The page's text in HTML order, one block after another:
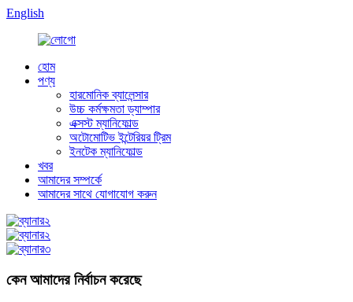
English
হোম
পণ্য
হারমোনিক ব্যালেন্সার
উচ্চ কর্মক্ষমতা ড্যাম্পার
এক্সস্ট ম্যানিফোল্ড
অটোমোটিভ ইন্টেরিয়র ট্রিম
ইনটেক ম্যানিফোল্ড
খবর
আমাদের সম্পর্কে
আমাদের সাথে যোগাযোগ করুন
কেন আমাদের নির্বাচন করেছে